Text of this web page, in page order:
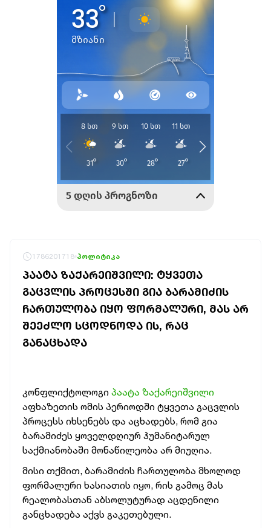
1786201718 პოლიტიკა
ᲞᲐᲐᲢᲐ ᲖᲐᲥᲐᲠᲔᲘᲨᲕᲘᲚᲘ: ᲢᲧᲕᲔᲗᲐ
ᲒᲐᲪᲕᲚᲘᲡ ᲞᲠᲝᲪᲔᲡᲨᲘ ᲒᲘᲐ ᲑᲐᲠᲐᲛᲘᲫᲘᲡ
ᲩᲐᲠᲗᲣᲚᲝᲑᲐ ᲘᲧᲝ ᲤᲝᲠᲛᲐᲚᲣᲠᲘ, ᲛᲐᲡ ᲐᲠ
ᲨᲔᲔᲫᲚᲝ ᲡᲪᲝᲓᲜᲝᲓᲐ ᲘᲡ, ᲠᲐᲪ
ᲒᲐᲜᲐᲪᲮᲐᲓᲐ
კონფლიქტოლოგი პაატა ზაქარეიშვილი
აფხაზეთის ომის პერიოდში ტყვეთა გაცვლის
პროცესს იხსენებს და აცხადებს, რომ გია
ბარამიძეს ყოველდღიურ ჰუმანიტარულ
საქმიანობაში მონაწილეობა არ მიუღია.
მისი თქმით, ბარამიძის ჩართულობა მხოლოდ
ფორმალური ხასიათის იყო, რის გამოც მას
რეალობასთან აბსოლუტურად აცდენილი
განცხადება აქვს გაკეთებული.